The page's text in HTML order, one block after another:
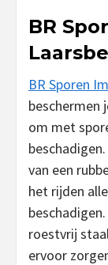
BR
BR Sporen
beschermen
om met
van een
het rijden
roestvrij
ervoor